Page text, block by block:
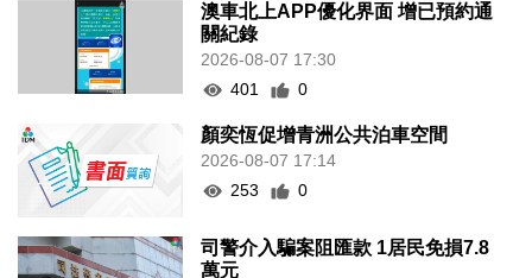
澳車北上APP優化界面 增已預約通
關紀錄
2026-08-07 17:30
401
0
顏奕恆促增青洲公共泊車空間
2026-08-07 17:14
253
0
司警介入騙案阻匯款 1居民免損7.8
萬元